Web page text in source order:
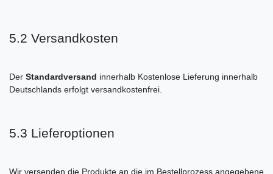
5.2 Versandkosten
Der Standardversand innerhalb Kostenlose Lieferung innerhalb
Deutschlands erfolgt versandkostenfrei.
5.3 Lieferoptionen
Wir versenden die Produkte an die im Bestellprozess angegebene